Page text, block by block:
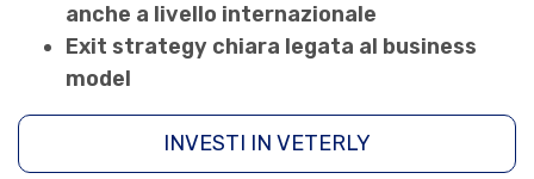
anche a livello internazionale
Exit strategy chiara legata al business
model
INVESTI IN VETERLY